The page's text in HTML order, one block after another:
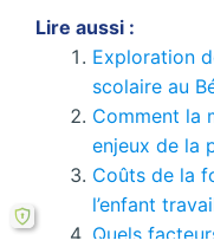
Lire aussi :
Exploration
scolaire au
Comment la
enjeux de la
Coûts de la
l’enfant
Quels